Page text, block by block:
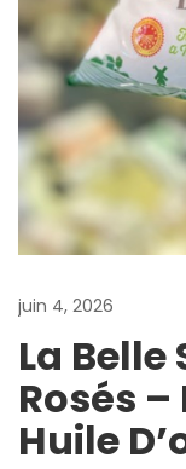
juin 4, 2026
La Belle
Rosés
Huile